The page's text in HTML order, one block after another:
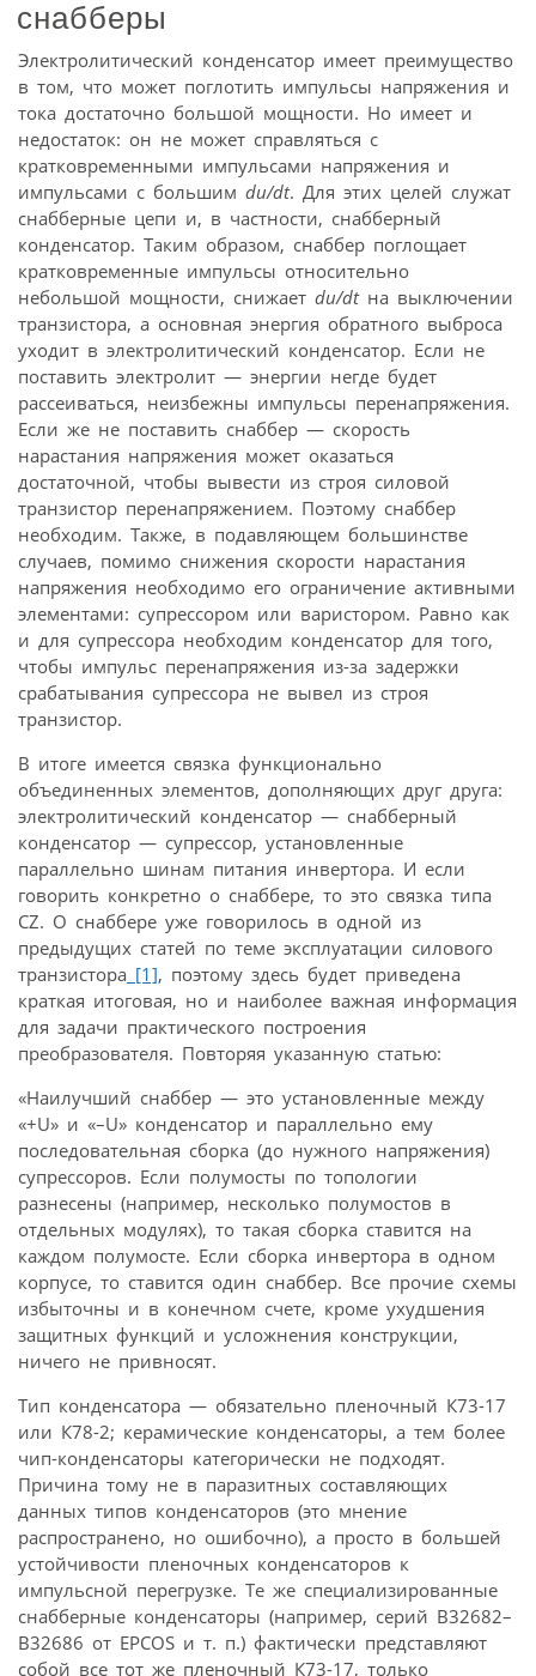
снабберы
Электролитический конденсатор имеет преимущество
в том, что может поглотить импульсы напряжения и
тока достаточно большой мощности. Но имеет и
недостаток: он не может справляться с
кратковременными импульсами напряжения и
импульсами с большим du/dt. Для этих целей служат
снабберные цепи и, в частности, снабберный
конденсатор. Таким образом, снаббер поглощает
кратковременные импульсы относительно
небольшой мощности, снижает du/dtна выключении
транзистора, а основная энергия обратного выброса
уходит в электролитический конденсатор. Если не
поставить электролит — энергии негде будет
рассеиваться, неизбежны импульсы перенапряжения.
Если же не поставить снаббер — скорость
нарастания напряжения может оказаться
достаточной, чтобы вывести из строя силовой
транзистор перенапряжением. Поэтому снаббер
необходим. Также, в подавляющем большинстве
случаев, помимо снижения скорости нарастания
напряжения необходимо его ограничение активными
элементами: супрессором или варистором. Равно как
и для супрессора необходим конденсатор для того,
чтобы импульс перенапряжения из-за задержки
срабатывания супрессора не вывел из строя
транзистор.
В итоге имеется связка функционально
объединенных элементов, дополняющих друг друга:
электролитический конденсатор — снабберный
конденсатор — супрессор, установленные
параллельно шинам питания инвертора. И если
говорить конкретно о снаббере, то это связка типа
CZ. О снаббере уже говорилось в одной из
предыдущих статей по теме эксплуатации силового
транзистора [1], поэтому здесь будет приведена
краткая итоговая, но и наиболее важная информация
для задачи практического построения
преобразователя. Повторяя указанную статью:
«Наилучший снаббер — это установленные между
«+U» и «–U» конденсатор и параллельно ему
последовательная сборка (до нужного напряжения)
супрессоров. Если полумосты по топологии
разнесены (например, несколько полумостов в
отдельных модулях), то такая сборка ставится на
каждом полумосте. Если сборка инвертора в одном
корпусе, то ставится один снаббер. Все прочие схемы
избыточны и в конечном счете, кроме ухудшения
защитных функций и усложнения конструкции,
ничего не привносят.
Тип конденсатора — обязательно пленочный К73-17
или К78-2; керамические конденсаторы, а тем более
чип-конденсаторы категорически не подходят.
Причина тому не в паразитных составляющих
данных типов конденсаторов (это мнение
распространено, но ошибочно), а просто в большей
устойчивости пленочных конденсаторов к
импульсной перегрузке. Те же специализированные
снабберные конденсаторы (например, серий В32682–
В32686 от EPCOS и т. п.) фактически представляют
собой все тот же пленочный К73-17, только